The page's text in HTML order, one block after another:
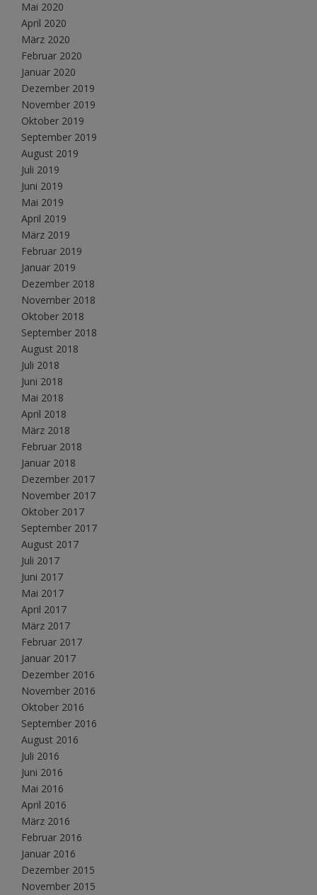
Mai 2020
April 2020
März 2020
Februar 2020
Januar 2020
Dezember 2019
November 2019
Oktober 2019
September 2019
August 2019
Juli 2019
Juni 2019
Mai 2019
April 2019
März 2019
Februar 2019
Januar 2019
Dezember 2018
November 2018
Oktober 2018
September 2018
August 2018
Juli 2018
Juni 2018
Mai 2018
April 2018
März 2018
Februar 2018
Januar 2018
Dezember 2017
November 2017
Oktober 2017
September 2017
August 2017
Juli 2017
Juni 2017
Mai 2017
April 2017
März 2017
Februar 2017
Januar 2017
Dezember 2016
November 2016
Oktober 2016
September 2016
August 2016
Juli 2016
Juni 2016
Mai 2016
April 2016
März 2016
Februar 2016
Januar 2016
Dezember 2015
November 2015